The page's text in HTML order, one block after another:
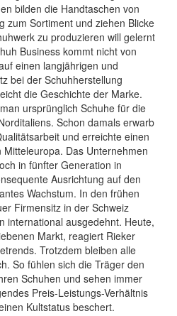
bilden die Handtaschen von
zum Sortiment und ziehen Blicke
zu produzieren will gelernt
Business kommt nicht von
einen langjährigen und
bei der Schuhherstellung
die Geschichte der Marke.
ursprünglich Schuhe für die
Schon damals erwarb
und erreichte einen
Das Unternehmen
in fünfter Generation in
Ausrichtung auf den
Wachstum. In den frühen
Firmensitz in der Schweiz
international ausgedehnt. Heute,
Markt, reagiert Rieker
Trotzdem bleiben alle
So fühlen sich die Träger den
Schuhen und sehen immer
Preis-Leistungs-Verhältnis
Kultstatus beschert.